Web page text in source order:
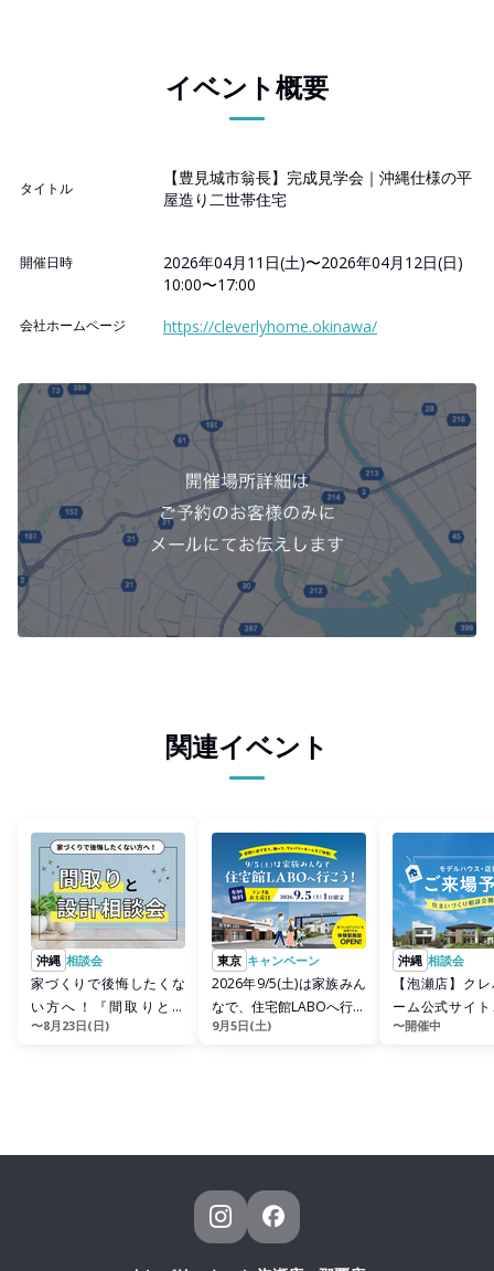
イベント概要
タイトル
【豊見城市翁長】完成見学会｜沖縄仕様の平
屋造り二世帯住宅
開催日時
2026年04月11日(土)〜2026年04月12日(日)
10:00〜17:00
会社ホームページ https://cleverlyhome.okinawa/
関連イベント
沖縄 相談会
家づくりで後悔したくな
い方へ！『間取りと設
計』相談会
〜8月23日(日)
東京 キャンペーン
2026年9/5(土)は家族みん
なで、住宅館LABOへ行こ
う！
9月5日(土)
沖縄 相談会
【泡瀬店】ク
ーム公式サイ
約
〜開催中